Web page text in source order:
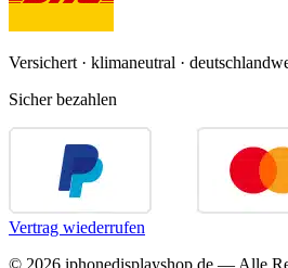
Versichert · klimaneutral ·
Sicher bezahlen
Vertrag wiederrufen